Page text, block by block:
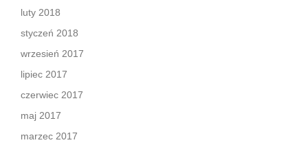
luty 2018
styczeń 2018
wrzesień 2017
lipiec 2017
czerwiec 2017
maj 2017
marzec 2017